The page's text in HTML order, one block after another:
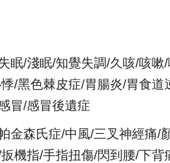
眠/淺眠/知覺失調/久咳/咳嗽
/黑色棘皮症/胃腸炎/胃食道
冒/感冒後遺症
金森氏症/中風/三叉神經痛/
機指/手指扭傷/閃到腰/下背